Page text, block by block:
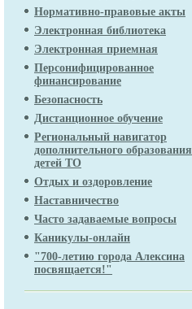
Нормативно-правовые акты
Электронная библиотека
Электронная приемная
Персонифицированное
финансирование
Безопасность
Дистанционное обучение
Региональный навигатор
дополнительного образования
детей ТО
Отдых и оздоровление
Наставничество
Часто задаваемые вопросы
Каникулы-онлайн
"700-летию города Алексина
посвящается!"